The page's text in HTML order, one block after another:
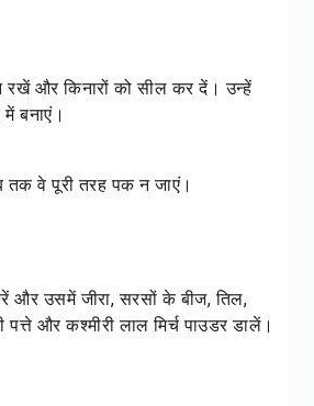
रखें और किनारों को सील कर दें। उन्हें
बनाएं।
तक वे पूरी तरह पक न जाएं।
और उसमें जीरा, सरसों के बीज, तिल,
पत्ते और कश्मीरी लाल मिर्च पाउडर डालें।